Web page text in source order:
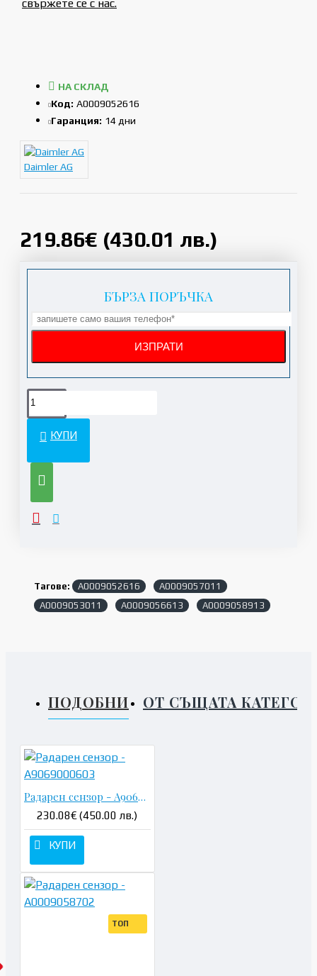
свържете се с нас.
219.86€ (430.01 лв.)
НА СКЛАД
Код: A0009052616
Гаранция: 14 дни
Daimler AG
БЪРЗА ПОРЪЧКА
КУПИ
Тагове: A0009052616
A0009057011
A0009053011
A0009056613 A0009058913
ПОДОБНИ ОТ СЪЩАТА
Радарен сензор - A9069000603
230.08€ (450.00 лв.)
КУПИ
ТОП